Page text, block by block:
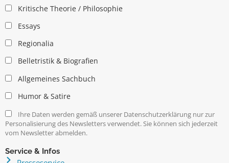
Kritische Theorie / Philosophie
Essays
Regionalia
Belletristik & Biografien
Allgemeines Sachbuch
Humor & Satire
Ihre Daten werden gemäß unserer Datenschutzerklärung nur zur
Personalisierung des Newsletters verwendet. Sie können sich jederzeit
vom Newsletter abmelden.
Service & Infos